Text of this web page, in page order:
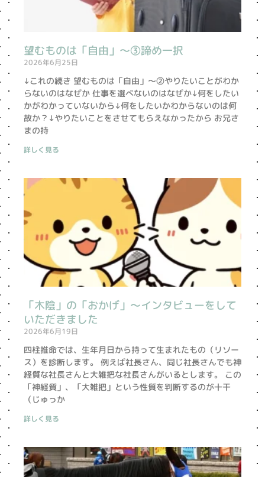
望むものは「自由」〜③諦め一択
2026年6月25日
↓これの続き 望むものは「自由」〜②やりたいことがわか
らないのはなぜか 仕事を選べないのはなぜか↓何をしたい
かがわかっていないから↓何をしたいかわからないのは何
故か？↓やりたいことをさせてもらえなかったから お兄さ
まの持
詳しく見る
「木陰」の「おかげ」〜インタビューをして
いただきました
2026年6月19日
四柱推命では、生年月日から持って生まれたもの（リソー
ス）を診断します。 例えば社長さん、同じ社長さんでも神
経質な社長さんと大雑把な社長さんがいるとします。 この
「神経質」、「大雑把」という性質を判断するのが十干
（じゅっか
詳しく見る